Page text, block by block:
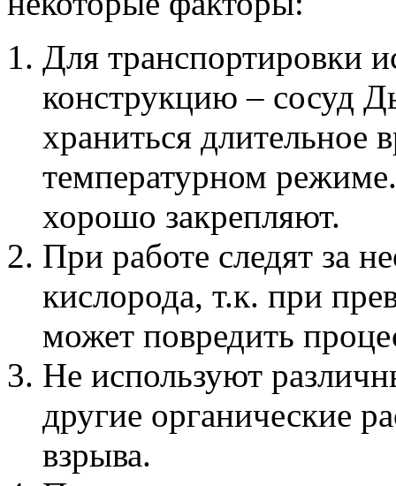
Для транспортировки
конструкцию – сосуд
храниться
температурном
хорошо закрепляют.
При работе следят за
кислорода, т.к. при
может повредить
Не используют
другие органические
взрыва.